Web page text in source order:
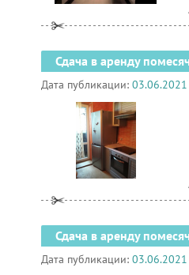
Сдача в аренду
Дата публикации: 03.06.2021
Сдача в аренду
Дата публикации: 03.06.2021